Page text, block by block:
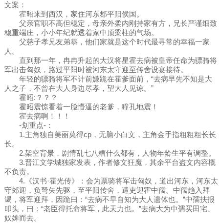
文案：
霍昭来到西汉，家住河东郡平阳侯国。
父亲官职不高但稳定，母亲外柔内刚持家有方，兄长严谨细致
稳重端庄，小小年纪就透着家中顶梁柱的气场。
父慈子孝兄友弟恭，他们家就是这个时代最寻常的幸福一家
人。
直到那一年，冉冉升起的大汉将星霍去病被皇帝任命为骠骑将
军出击匈奴，路过平阳时被河东太守迎至传舍设宴接待。
年轻的骠骑将军不计前嫌跪在霍爹面前，“去病早先不知是大
人之子，不曾在大人身边尽孝，望大人见谅。”
霍昭:？？？
霍昭震惊看着一脸懵逼的老爹，瞳孔地震！
霍去病啊！！！
-划重点-：
1.主角独自美丽莫得cp，无脑小白文，主角金手指粗粗粗长长
长。
2.架空背景，剧情乱七八糟什么都有，人物年龄生平有调整。
3.晋江文学城独家发表，作者修文狂魔，其余平台盗文内容概
不负责。
4.《汉书·霍光传》：会为票骑将军击匈奴，道出河东，河东太
守郊迎，负弩矢先驱，至平阳传舍，遣吏迎霍中孺。中孺趋入拜
谒，将军迎拜，因跪曰：“去病不早自知为大人遗体也。”中孺扶报
叩头，曰：“老臣得托命将军，此天力也。”去病大为中孺买田宅、
奴婢而去。